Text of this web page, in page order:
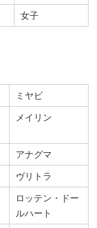
女子
ミヤビ
メイリン
アナグマ
ヴリトラ
ロッテン・ドー
ルハート